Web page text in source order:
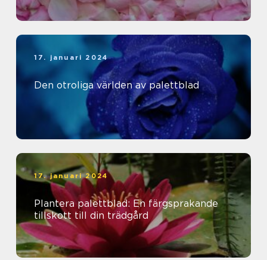
17. januari 2024
Den otroliga världen av palettblad
17. januari 2024
Plantera palettblad: En färgsprakande
tillskott till din trädgård